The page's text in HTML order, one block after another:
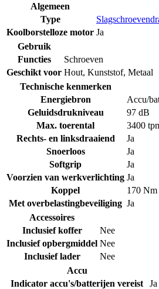
Algemeen
Type
Koolborstelloze motor Ja
Gebruik
Functies
Schroeven
Geschikt voor Hout, Kunststof, Metaal
Technische kenmerken
Energiebron
Accu/
Geluidsdrukniveau
97 dB
Max. toerental
3400
Rechts- en linksdraaiend
Ja
Snoerloos
Ja
Softgrip
Ja
Voorzien van werkverlichting Ja
Koppel
170 Nm
Met overbelastingbeveiliging Ja
Accessoires
Inclusief koffer
Nee
Inclusief opbergmiddel Nee
Inclusief lader
Nee
Accu
Indicator accu's/batterijen vereist
Ja